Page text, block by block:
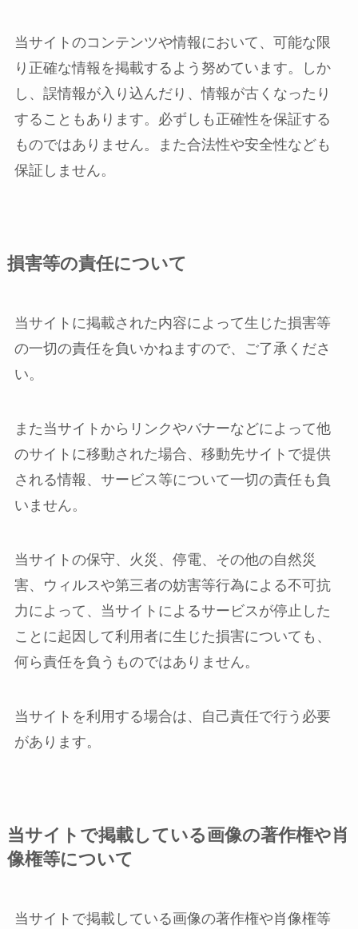
当サイトのコンテンツや情報において、可能な限
り正確な情報を掲載するよう努めています。しか
し、誤情報が入り込んだり、情報が古くなったり
することもあります。必ずしも正確性を保証する
ものではありません。また合法性や安全性なども
保証しません。
損害等の責任について
当サイトに掲載された内容によって生じた損害等
の一切の責任を負いかねますので、ご了承くださ
い。
また当サイトからリンクやバナーなどによって他
のサイトに移動された場合、移動先サイトで提供
される情報、サービス等について一切の責任も負
いません。
当サイトの保守、火災、停電、その他の自然災
害、ウィルスや第三者の妨害等行為による不可抗
力によって、当サイトによるサービスが停止した
ことに起因して利用者に生じた損害についても、
何ら責任を負うものではありません。
当サイトを利用する場合は、自己責任で行う必要
があります。
当サイトで掲載している画像の著作権や肖
像権等について
当サイトで掲載している画像の著作権や肖像権等